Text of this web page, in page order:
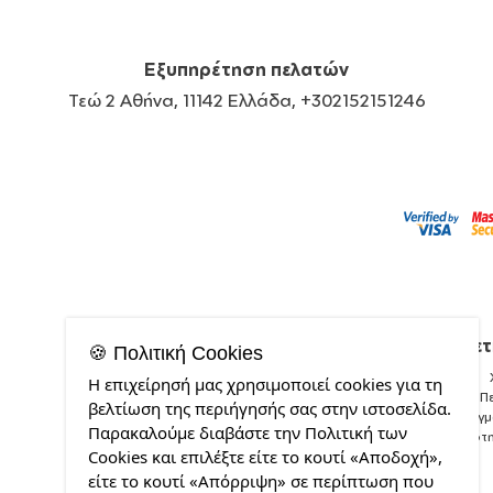
Εξυπηρέτηση πελατών
Τεώ 2 Αθήνα, 11142 Ελλάδα, +302152151246
🍪 Πολιτική Cookies
Η επιχείρησή μας χρησιμοποιεί cookies για τη
βελτίωση της περιήγησής σας στην ιστοσελίδα.
Παρακαλούμε διαβάστε την Πολιτική των
Cookies και επιλέξτε είτε το κουτί «Αποδοχή»,
είτε το κουτί «Απόρριψη» σε περίπτωση που